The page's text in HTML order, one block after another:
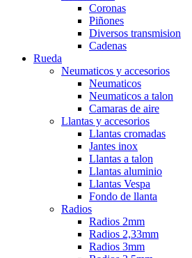
Coronas
Piñones
Diversos transmision
Cadenas
Rueda
Neumaticos y accesorios
Neumaticos
Neumaticos a talon
Camaras de aire
Llantas y accesorios
Llantas cromadas
Jantes inox
Llantas a talon
Llantas aluminio
Llantas Vespa
Fondo de llanta
Radios
Radios 2mm
Radios 2,33mm
Radios 3mm